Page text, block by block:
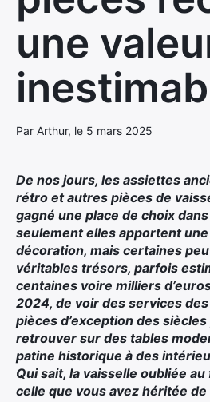
une
Par Arthur, le 5 mars 2025
De nos jours, les assiettes
rétro et autres pièces de
gagné une place de choix
seulement elles apportent
décoration, mais certaines
véritables trésors, parfois
centaines voire milliers
2024, de voir des services
pièces d’exception des
retrouver sur des tables
patine historique à des
Qui sait, la vaisselle oubliée au
celle que vous avez héritée